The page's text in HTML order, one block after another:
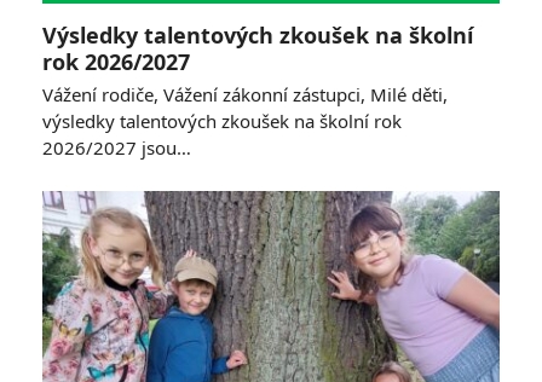
Výsledky talentových zkoušek na školní
rok 2026/2027
Vážení rodiče, Vážení zákonní zástupci, Milé děti,
výsledky talentových zkoušek na školní rok
2026/2027 jsou…